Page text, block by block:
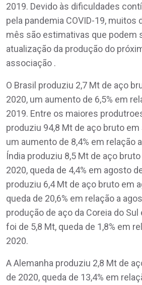
2019. Devido às dificuldades
pela pandemia COVID-19,
mês são estimativas que podem
atualização da produção do
associação .
O Brasil produziu 2,7 Mt de aço
2020, um aumento de 6,5% em
2019. Entre os maiores
produziu 94,8 Mt de aço bruto
um aumento de 8,4% em relação
Índia produziu 8,5 Mt de aço
2020, queda de 4,4% em agosto
produziu 6,4 Mt de aço bruto em
queda de 20,6% em relação a
produção de aço da Coreia do
foi de 5,8 Mt, queda de 1,8% em
2020.
A Alemanha produziu 2,8 Mt de
de 2020, queda de 13,4% em